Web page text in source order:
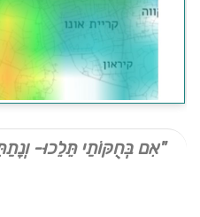
"אִם בְּחֻקּוֹתַי תֵּלֵכוּ-